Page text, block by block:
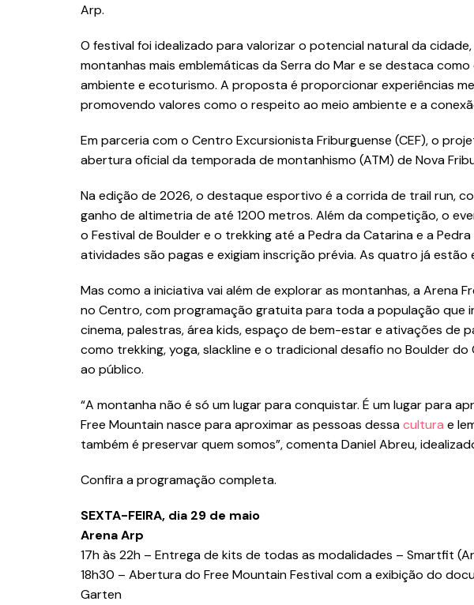
Arp.
O festival foi idealizado para valorizar o potencial natural da
montanhas mais emblemáticas da Serra do Mar e se destaca
ambiente e ecoturismo. A proposta é proporcionar experiências
promovendo valores como o respeito ao meio ambiente e a
Em parceria com o Centro Excursionista Friburguense (CEF), o
abertura oficial da temporada de montanhismo (ATM) de Nova
Na edição de 2026, o destaque esportivo é a corrida de trail run,
ganho de altimetria de até 1200 metros. Além da competição, o
o Festival de Boulder e o trekking até a Pedra da Catarina e a
atividades são pagas e exigiam inscrição prévia. As quatro já estão
Mas como a iniciativa vai além de explorar as montanhas, a Arena
no Centro, com programação gratuita para toda a população que
cinema, palestras, área kids, espaço de bem-estar e ativações de
como trekking, yoga, slackline e o tradicional desafio no Boulder do
ao público.
“A montanha não é só um lugar para conquistar. É um lugar para
Free Mountain nasce para aproximar as pessoas dessacultura e
também é preservar quem somos”, comenta Daniel Abreu,
Confira a programação completa.
SEXTA-FEIRA, dia 29 de maio
Arena Arp
17h às 22h – Entrega de kits de todas as modalidades – Smartfit
18h30 – Abertura do Free Mountain Festival com a exibição do
Garten